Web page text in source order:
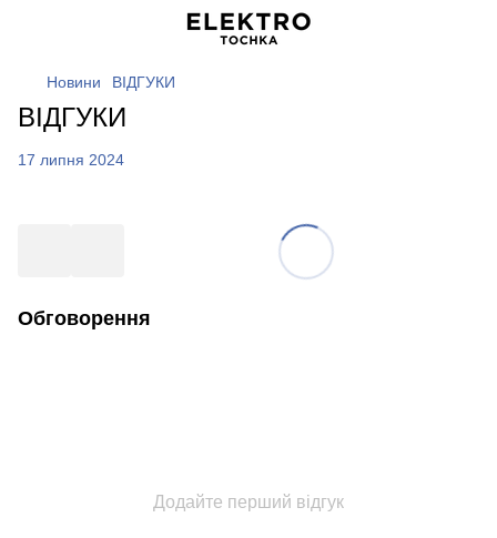
Новини ВІДГУКИ
ВІДГУКИ
17 липня 2024
Обговорення
Додайте перший відгук